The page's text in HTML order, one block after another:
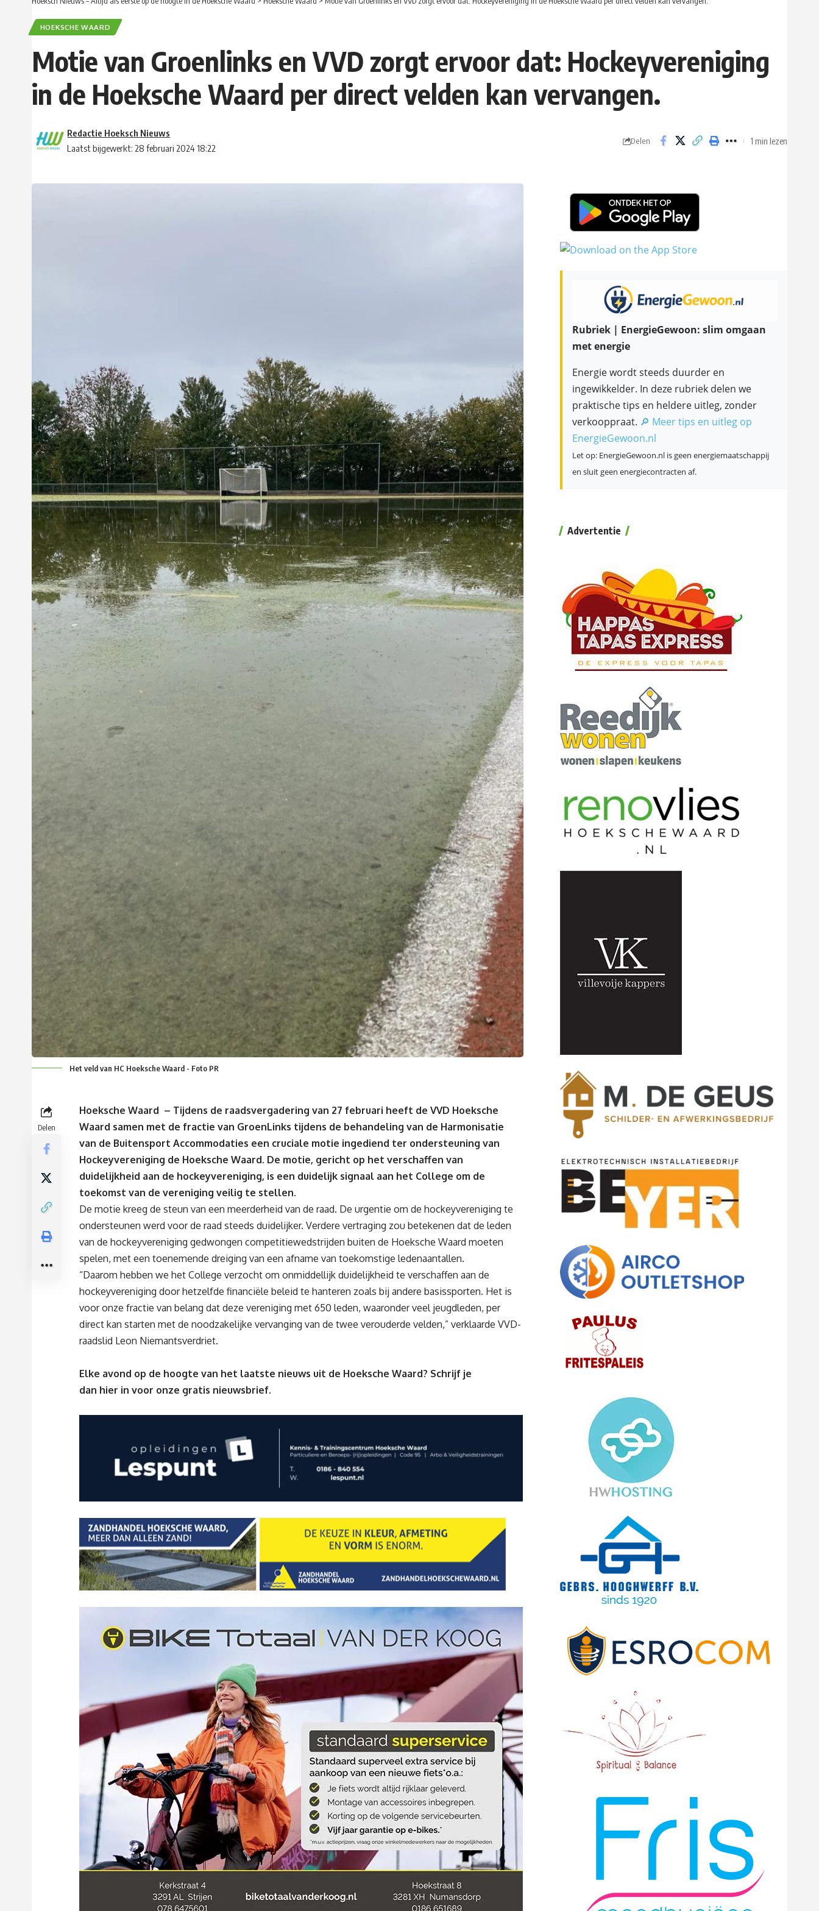
HOEKSCHE WAARD
Motie van Groenlinks en VVD zorgt ervoor dat: Hockeyvereniging
in de Hoeksche Waard per direct velden kan vervangen.
Laatst bijgewerkt: 28 februari 2024 18:22
Redactie Hoeksch Nieuws
Delen 1 min lezen
Het veld van HC Hoeksche Waard - Foto PR
Delen
Hoeksche Waard – Tijdens de raadsvergadering van 27 februari heeft de VVD Hoeksche
Waard samen met de fractie van GroenLinks tijdens de behandeling van de Harmonisatie
van de Buitensport Accommodaties een cruciale motie ingediend ter ondersteuning van
Hockeyvereniging de Hoeksche Waard. De motie, gericht op het verschaffen van
duidelijkheid aan de hockeyvereniging, is een duidelijk signaal aan het College om de
toekomst van de vereniging veilig te stellen.
De motie kreeg de steun van een meerderheid van de raad. De urgentie om de hockeyvereniging te
ondersteunen werd voor de raad steeds duidelijker. Verdere vertraging zou betekenen dat de leden
van de hockeyvereniging gedwongen competitiewedstrijden buiten de Hoeksche Waard moeten
spelen, met een toenemende dreiging van een afname van toekomstige ledenaantallen.
“Daarom hebben we het College verzocht om onmiddellijk duidelijkheid te verschaffen aan de
hockeyvereniging door hetzelfde financiële beleid te hanteren zoals bij andere basissporten. Het is
voor onze fractie van belang dat deze vereniging met 650 leden, waaronder veel jeugdleden, per
direct kan starten met de noodzakelijke vervanging van de twee verouderde velden,” verklaarde VVD-
raadslid Leon Niemantsverdriet.
Elke avond op de hoogte van het laatste nieuws uit de Hoeksche Waard? Schrijf je
dan hier in voor onze gratis nieuwsbrief.
Rubriek | EnergieGewoon: slim omgaan
met energie
Energie wordt steeds duurder en
ingewikkelder. In deze rubriek delen we
praktische tips en heldere uitleg, zonder
verkooppraat. 🔎 Meer tips en uitleg op
EnergieGewoon.nl
Let op: EnergieGewoon.nl is geen energiemaatschappij
en sluit geen energiecontracten af.
Advertentie